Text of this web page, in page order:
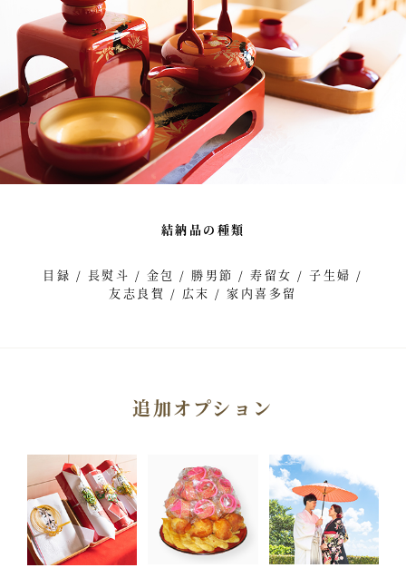
結納品の種類
目録 / 長熨斗 / 金包 / 勝男節 / 寿留女 / 子生婦 /
友志良賀 / 広末 / 家内喜多留
追加オプション